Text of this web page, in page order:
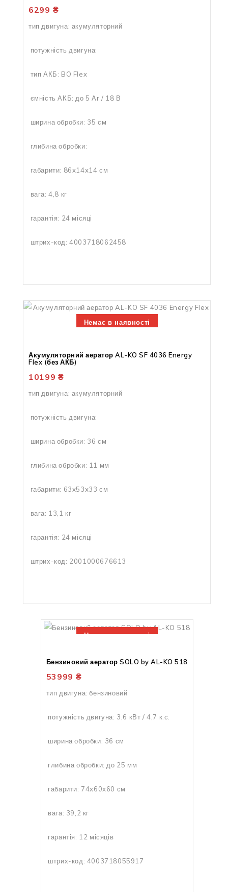
6299 ₴
тип двигуна: акумуляторний
потужність двигуна:
тип АКБ: BO Flex
ємність АКБ: до 5 Аг / 18 В
ширина обробки: 35 см
глибина обробки:
габарити: 86x14x14 см
вага: 4,8 кг
гарантія: 24 місяці
штрих-код: 4003718062458
Немає в наявності
Акумуляторний аератор AL-KO SF 4036 Energy
Flex (без АКБ)
10199₴
тип двигуна: акумуляторний
потужність двигуна:
ширина обробки: 36 см
глибина обробки: 11 мм
габарити: 63x53x33 см
вага: 13,1 кг
гарантія: 24 місяці
штрих-код: 2001000676613
Немає в наявності
Бензиновий аератор SOLO by AL-KO 518
53999 ₴
тип двигуна: бензиновий
потужність двигуна: 3,6 кВт / 4,7 к.с.
ширина обробки: 36 см
глибина обробки: до 25 мм
габарити: 74x60x60 см
вага: 39,2 кг
гарантія: 12 місяців
штрих-код: 4003718055917